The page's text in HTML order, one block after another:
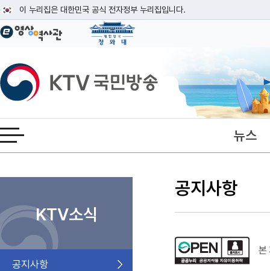
이 누리집은 대한민국 공식 전자정부 누리집입니다.
공식 누리집 주소 확인하기
이밖에 or.kr 또는 .kr등 다른 도메인 주소를 사용하고 있다면 아래 URL에서
운영중인 공식 누리집보기
KTV국민방송
전체메뉴 열기 뉴스
본문
KTV소식
공지사항
공지사항
본
검색 조건
검색어 입력
검색